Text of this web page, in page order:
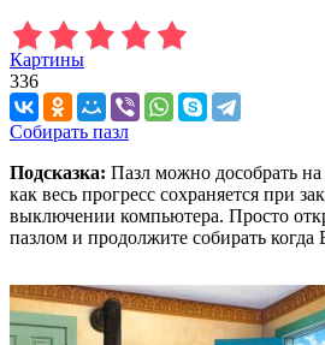
Картины
336
Собирать пазл
Подсказка: Пазл можно дособрать
как весь прогресс сохраняется при
выключении компьютера. Просто
пазлом и продолжите собирать когда